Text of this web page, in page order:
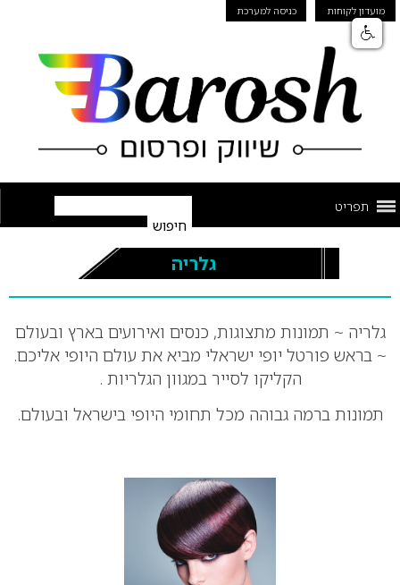
מועדון לקוחות כניסה למערכת
תפריט
גלריה
גלריה ~ תמונות מתצוגות, כנסים ואירועים בארץ ובעולם
~ בראש פורטל יופי ישראלי מביא את עולם היופי אליכם.
הקליקו לסייר במגוון הגלריות .
תמונות ברמה גבוהה מכל תחומי היופי בישראל ובעולם.